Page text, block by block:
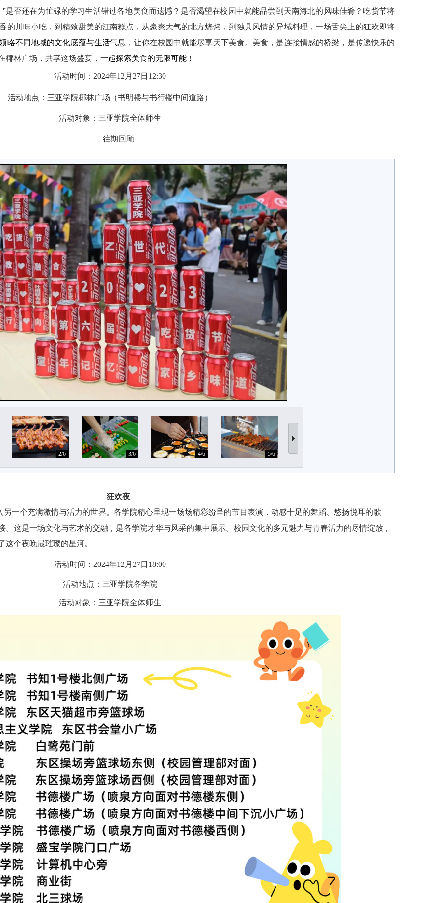
”是否还在为忙碌的学习生活错过各地美食而遗憾？是否渴望在校园中就能品尝到天南海北的风味佳肴？吃货节将
的川味小吃，到精致甜美的江南糕点，从豪爽大气的北方烧烤，到独具风情的异域料理，一场舌尖上的狂欢即将
略不同地域的文化底蕴与生活气息 ，让你在校园中就能尽享天下美食。美食，是连接情感的桥梁，是传递快乐的
椰林广场，共享这场盛宴， 一起探索美食的无限可能！
活动时间： 2024年12 月 27日 12:30
活动地点：三亚学院椰林广场（书明楼与书行楼中间道路）
活动对象：三亚学院全体师生
往期回顾
2/6 3/6 4/6 5/6
狂欢夜
一个充满激情与活力的世界。各学院精心呈现一场场精彩纷呈的节目表演，动感十足的舞蹈、悠扬悦耳的歌
这是一场文化与艺术的交融，是各学院才华与风采的集中展示。校园文化的多元魅力与青春活力的尽情绽放，
个夜晚最璀璨的星河。
活动时间： 2024年12 月 27日 18:00
活动地点：三亚学院各学院
活动对象：三亚学院全体师生